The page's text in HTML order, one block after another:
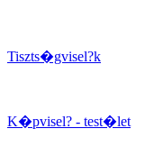
Tiszts�gvisel?k
K�pvisel? - test�let